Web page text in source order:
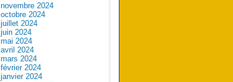
novembre 2024
octobre 2024
juillet 2024
juin 2024
mai 2024
avril 2024
mars 2024
février 2024
janvier 2024